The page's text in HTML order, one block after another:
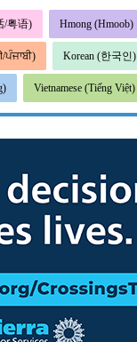
/粤语) Hmong (Hmoob)
ਪੰਜਾਬੀ) Korean (한국인)
Vietnamese (Tiếng Việt)